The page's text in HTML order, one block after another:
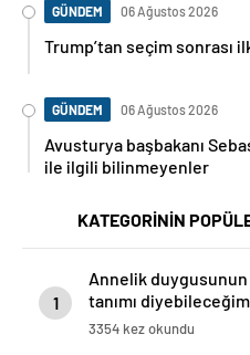
GÜNDEM 06 Ağustos 2026
Trump’tan seçim sonrası
GÜNDEM 06 Ağustos 2026
Avusturya başbakanı
ile ilgili bilinmeyenler
KATEGORİNİN
1
Annelik
tanımı
3354 kez okundu